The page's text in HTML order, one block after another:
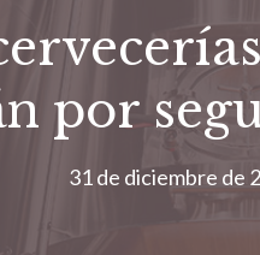
por
31 de diciembre de